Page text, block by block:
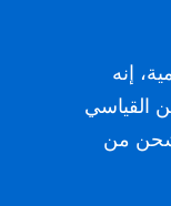
إنه
القياسي
من